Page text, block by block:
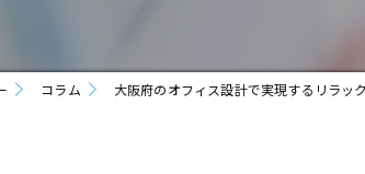
コラム 大阪府のオフィス設計で実現するリラッ